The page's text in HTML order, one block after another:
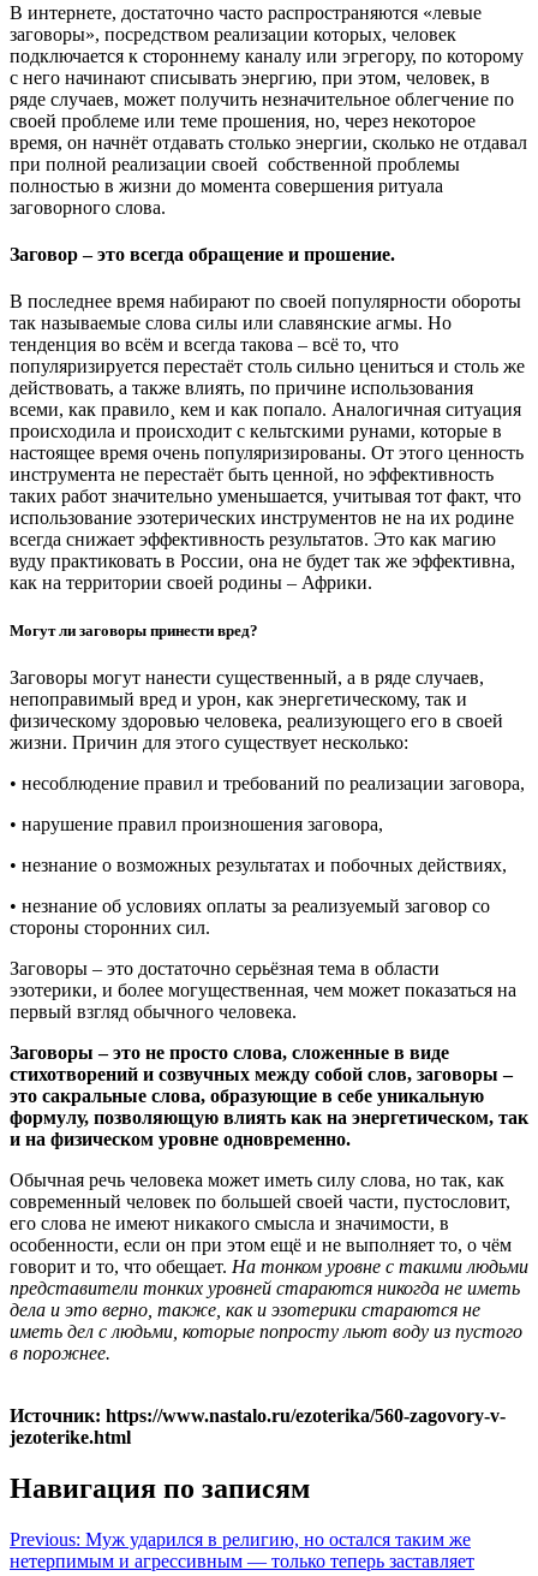
В интернете, достаточно часто распространяются «левые
заговоры», посредством реализации которых, человек
подключается к стороннему каналу или эгрегору, по которому
с него начинают списывать энергию, при этом, человек, в
ряде случаев, может получить незначительное облегчение по
своей проблеме или теме прошения, но, через некоторое
время, он начнёт отдавать столько энергии, сколько не отдавал
при полной реализации своей собственной проблемы
полностью в жизни до момента совершения ритуала
заговорного слова.
Заговор – это всегда обращение и прошение.
В последнее время набирают по своей популярности обороты
так называемые слова силы или славянские агмы. Но
тенденция во всём и всегда такова – всё то, что
популяризируется перестаёт столь сильно цениться и столь же
действовать, а также влиять, по причине использования
всеми, как правило¸ кем и как попало. Аналогичная ситуация
происходила и происходит с кельтскими рунами, которые в
настоящее время очень популяризированы. От этого ценность
инструмента не перестаёт быть ценной, но эффективность
таких работ значительно уменьшается, учитывая тот факт, что
использование эзотерических инструментов не на их родине
всегда снижает эффективность результатов. Это как магию
вуду практиковать в России, она не будет так же эффективна,
как на территории своей родины – Африки.
Могут ли заговоры принести вред?
Заговоры могут нанести существенный, а в ряде случаев,
непоправимый вред и урон, как энергетическому, так и
физическому здоровью человека, реализующего его в своей
жизни. Причин для этого существует несколько:
• несоблюдение правил и требований по реализации заговора,
• нарушение правил произношения заговора,
• незнание о возможных результатах и побочных действиях,
• незнание об условиях оплаты за реализуемый заговор со
стороны сторонних сил.
Заговоры – это достаточно серьёзная тема в области
эзотерики, и более могущественная, чем может показаться на
первый взгляд обычного человека.
Заговоры – это не просто слова, сложенные в виде
стихотворений и созвучных между собой слов, заговоры –
это сакральные слова, образующие в себе уникальную
формулу, позволяющую влиять как на энергетическом, так
и на физическом уровне одновременно.
Обычная речь человека может иметь силу слова, но так, как
современный человек по большей своей части, пустословит,
его слова не имеют никакого смысла и значимости, в
особенности, если он при этом ещё и не выполняет то, о чём
говорит и то, что обещает. На тонком уровне с такими людьми
представители тонких уровней стараются никогда не иметь
дела и это верно, также, как и эзотерики стараются не
иметь дел с людьми, которые попросту льют воду из пустого
в порожнее.
Источник: https://www.nastalo.ru/ezoterika/560-zagovory-v-
jezoterike.html
Навигация по записям
Previous: Муж ударился в религию, но остался таким же
нетерпимым и агрессивным — только теперь заставляет